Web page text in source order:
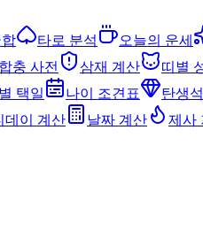
타로 분석 오늘의 운세
합충 사전 삼재 계산 띠별
택일 나이 조견표 탄생석
데이 계산 날짜 계산 제사